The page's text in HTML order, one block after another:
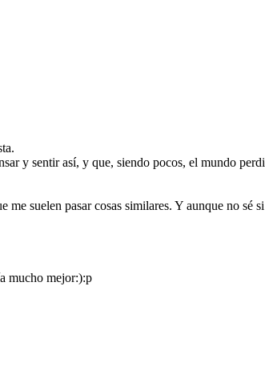
y sentir así, y que, siendo pocos, el mundo
suelen pasar cosas similares. Y aunque no
mucho mejor:):p